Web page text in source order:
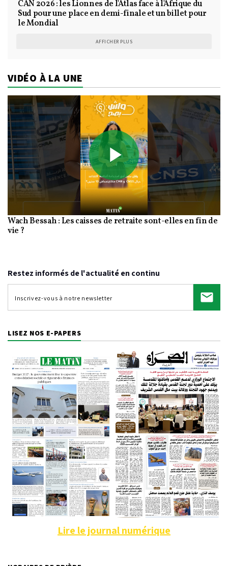
CAN 2026 : les Lionnes de l'Atlas face à l'Afrique du
Sud pour une place en demi-finale et un billet pour
le Mondial
AFFICHER PLUS
VIDÉO À LA UNE
Play
Video
Wach Bessah : Les caisses de retraite sont-elles en fin de
vie ?
Restez informés de l'actualité en continu
LISEZ NOS E-PAPERS
Lire le journal numérique